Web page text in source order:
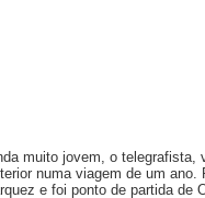
muito jovem, o
numa viagem de um
e foi ponto de partida